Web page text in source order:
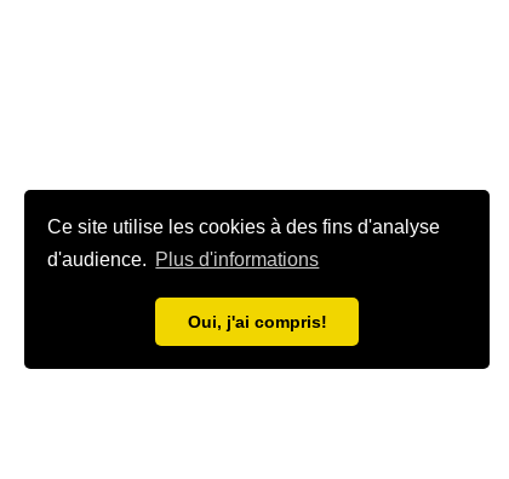
Ce site utilise les cookies à des fins d'analyse
d'audience. Plus d'informations
Oui, j'ai compris!